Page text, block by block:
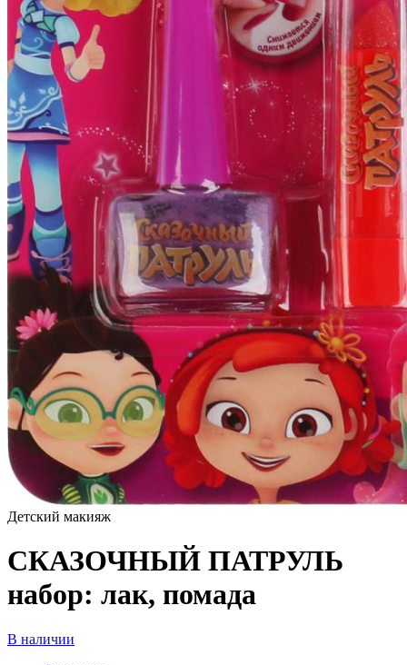
Детский макияж
СКАЗОЧНЫЙ ПАТРУЛЬ
набор: лак, помада
В наличии